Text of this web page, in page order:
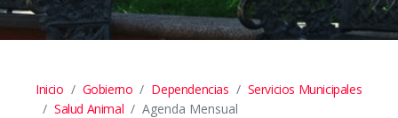
Inicio Gobierno Dependencias
Servicios Municipales
Salud Animal
Agenda Mensual